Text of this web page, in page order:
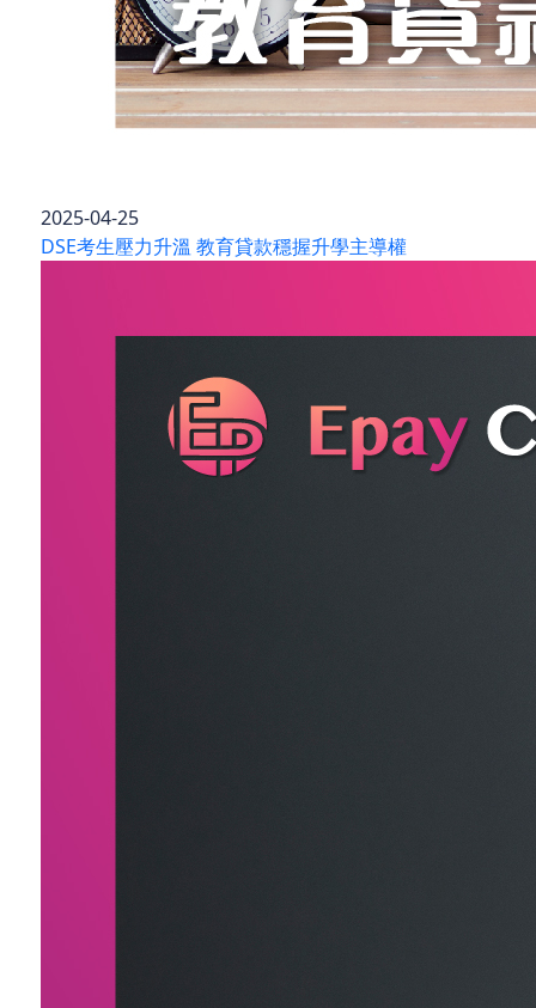
2025-04-25
DSE考生壓力升溫 教育貸款穩握升學主導權